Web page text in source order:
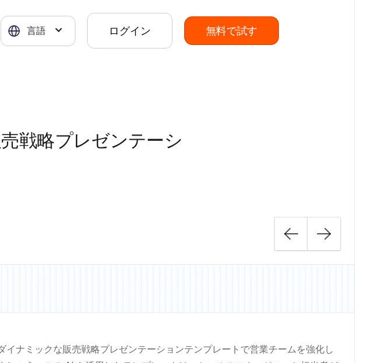
言語 ログイン 無料で試す
戦略プレゼンテーシ
イナミックな販売戦略プレゼンテーションテンプレートで営業チームを強化し